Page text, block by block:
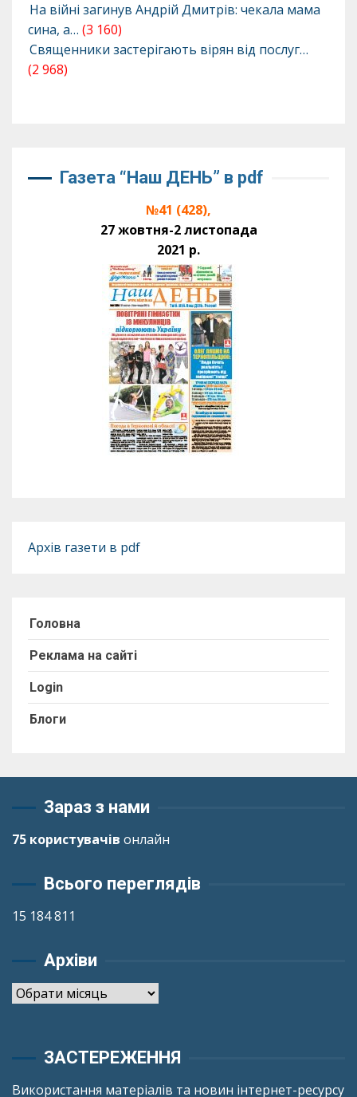
На війні загинув Андрій Дмитрів: чекала мама
сина, а… (3 160)
Священники застерігають вірян від послуг…
(2 968)
Газета “Наш ДЕНЬ” в pdf
№41 (428),
27 жовтня-2 листопада
2021 р.
Архів газети в pdf
Головна
Реклама на сайті
Login
Блоги
Зараз з нами
75 користувачів онлайн
Всього переглядів
15 184 811
Архіви
Архіви
ЗАСТЕРЕЖЕННЯ
Використання матеріалів та новин інтернет-ресурсу